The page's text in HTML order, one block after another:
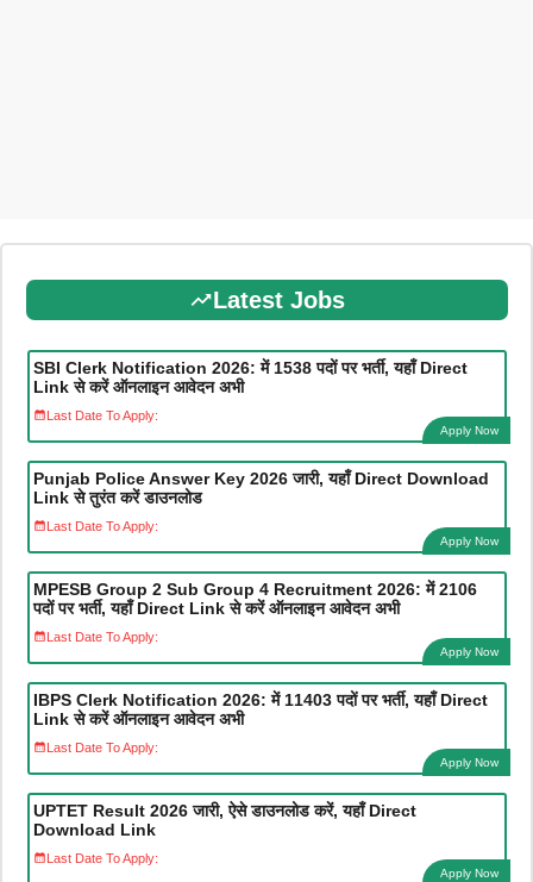
Latest Jobs
SBI Clerk Notification 2026: में 1538 पदों पर भर्ती, यहाँ Direct
Link से करें ऑनलाइन आवेदन अभी
Last Date To Apply:
Apply Now
Punjab Police Answer Key 2026 जारी, यहाँ Direct Download
Link से तुरंत करें डाउनलोड
Last Date To Apply:
Apply Now
MPESB Group 2 Sub Group 4 Recruitment 2026: में 2106
पदों पर भर्ती, यहाँ Direct Link से करें ऑनलाइन आवेदन अभी
Last Date To Apply:
Apply Now
IBPS Clerk Notification 2026: में 11403 पदों पर भर्ती, यहाँ Direct
Link से करें ऑनलाइन आवेदन अभी
Last Date To Apply:
Apply Now
UPTET Result 2026 जारी, ऐसे डाउनलोड करें, यहाँ Direct
Download Link
Last Date To Apply:
Apply Now